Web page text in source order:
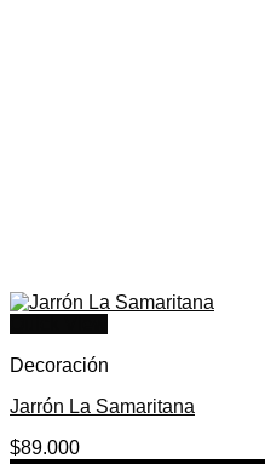
Decoración
Jarrón La Samaritana
$89.000